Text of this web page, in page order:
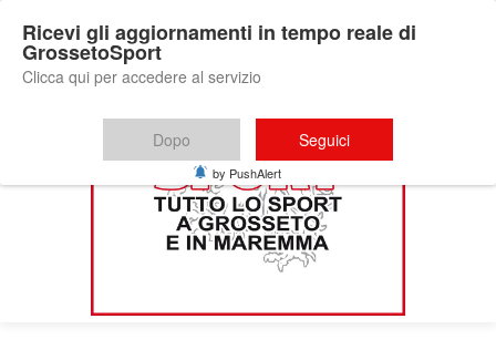
Ricevi gli aggiornamenti in tempo reale di
GrossetoSport
Clicca qui per accedere al servizio
Dopo Seguici
by PushAlert